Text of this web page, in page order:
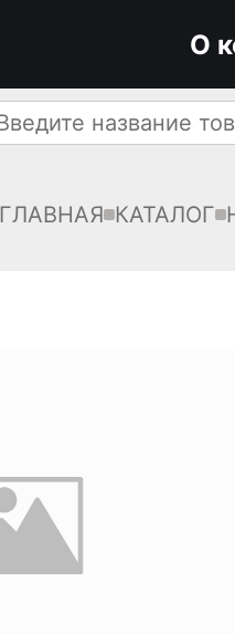
О
ГЛАВНАЯ КАТАЛОГ